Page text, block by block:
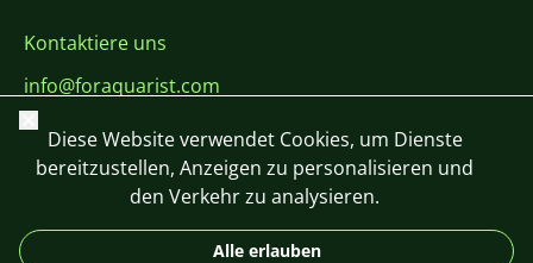
Kontaktiere uns
info@foraquarist.com
+420 603 449 602
Schließen
Diese Website verwendet Cookies, um Dienste
bereitzustellen, Anzeigen zu personalisieren und
den Verkehr zu analysieren.
Alle erlauben